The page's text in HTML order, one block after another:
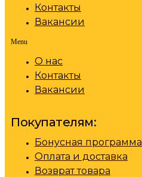
Контакты
Вакансии
Menu
О нас
Контакты
Вакансии
Покупателям:
Бонусная программа
Оплата и доставка
Возврат товара